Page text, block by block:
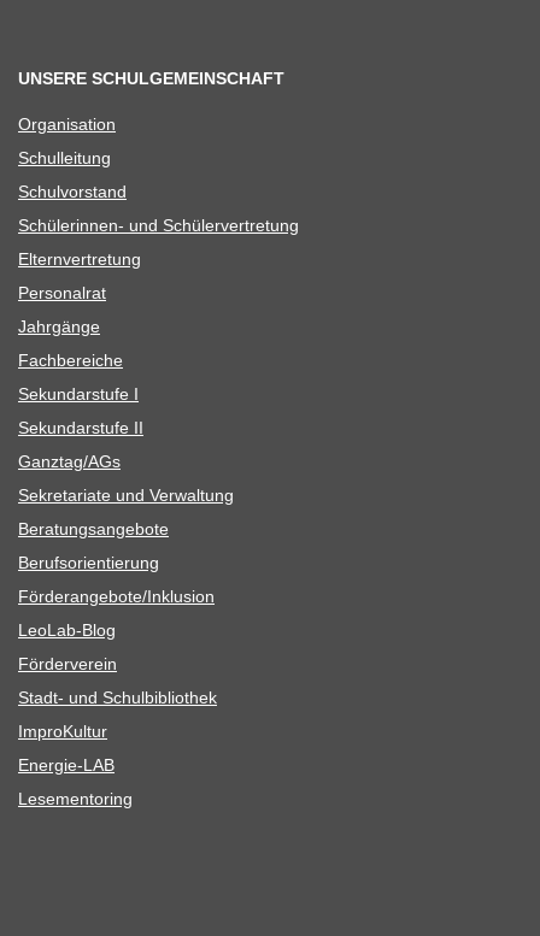
UNSERE SCHULGEMEINSCHAFT
Orga­ni­sa­tion
Schul­lei­tung
Schul­vor­stand
Schü­le­rin­nen- und Schülervertretung
Eltern­ver­tre­tung
Per­so­nal­rat
Jahr­gänge
Fach­be­rei­che
Sekun­dar­stufe I
Sekun­dar­stufe II
Ganztag/​​AGs
Sekre­ta­riate und Verwaltung
Bera­tungs­an­ge­bote
Berufs­ori­en­tie­rung
Förderangebote/​​Inklusion
Leo­Lab-Blog
För­der­ver­ein
Stadt- und Schulbibliothek
Impro­Kul­tur
Ener­­gie-LAB
Lese­men­to­ring